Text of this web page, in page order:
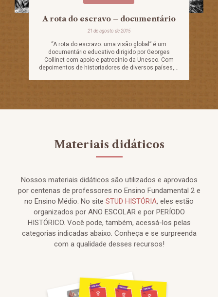
A rota do escravo – documentário
21 de agosto de 2015
“A rota do escravo: uma visão global” é um
documentário educativo dirigido por Georges
Collinet com apoio e patrocínio da Unesco. Com
depoimentos de historiadores de diversos países,...
Materiais didáticos
Nossos materiais didáticos são utilizados e aprovados
por centenas de professores no Ensino Fundamental 2 e
no Ensino Médio. No site STUD HISTÓRIA, eles estão
organizados por ANO ESCOLAR e por PERÍODO
HISTÓRICO. Você pode, também, acessá-los pelas
categorias indicadas abaixo. Conheça e se surpreenda
com a qualidade desses recursos!